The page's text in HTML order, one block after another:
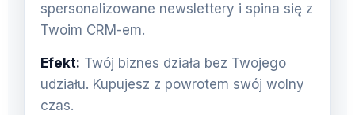
spersonalizowane newslettery i spina się z
Twoim CRM-em.
Efekt: Twój biznes działa bez Twojego
udziału. Kupujesz z powrotem swój wolny
czas.